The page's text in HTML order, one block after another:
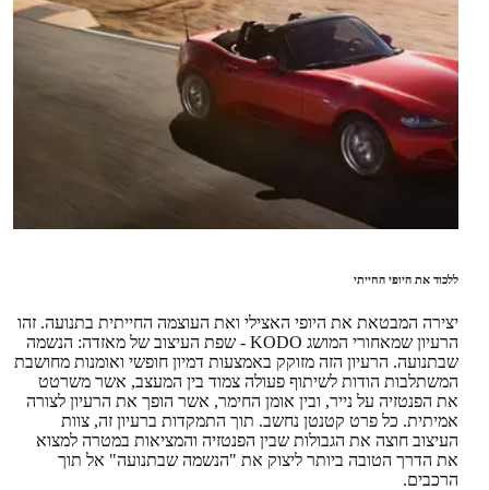
ללכוד את היופי החייתי
יצירה המבטאת את היופי האצילי ואת העוצמה החייתית בתנועה. זהו
הרעיון שמאחורי המושג KODO - שפת העיצוב של מאזדה: הנשמה
שבתנועה. הרעיון הזה מזוקק באמצעות דמיון חופשי ואומנות מחושבת
המשתלבות הודות לשיתוף פעולה צמוד בין המעצב, אשר משרטט
את הפנטזיה על נייר, ובין אומן החימר, אשר הופך את הרעיון לצורה
אמיתית. כל פרט קטנטן נחשב. תוך התמקדות ברעיון זה, צוות
העיצוב חוצה את הגבולות שבין הפנטזיה והמציאות במטרה למצוא
את הדרך הטובה ביותר ליצוק את "הנשמה שבתנועה" אל תוך
הרכבים.